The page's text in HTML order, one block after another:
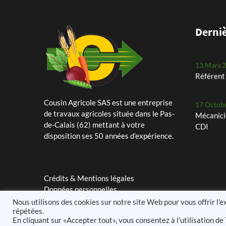
Cousin Agricole SAS est une entreprise
de travaux agricoles située dans le Pas-
de-Calais (62) mettant à votre
disposition ses 50 années d’expérience.
Crédits & Mentions légales
Données personnelles
11 Mars
13 Mars
17
CDI
25 Avril
Nous utilisons des cookies sur notre site Web pour vous offrir
répétées.
En cliquant sur «Accepter tout», vous consentez à l'utilisation